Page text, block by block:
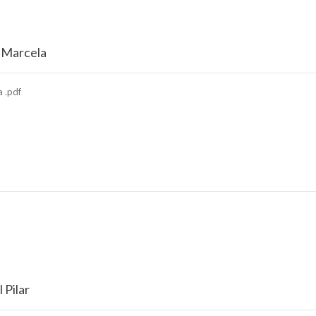
.pdf
Pilar